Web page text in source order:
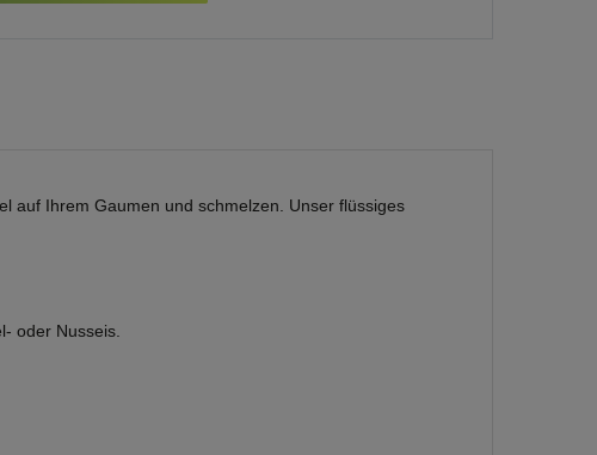
auf Ihrem Gaumen und schmelzen. Unser flüssiges
oder Nusseis.